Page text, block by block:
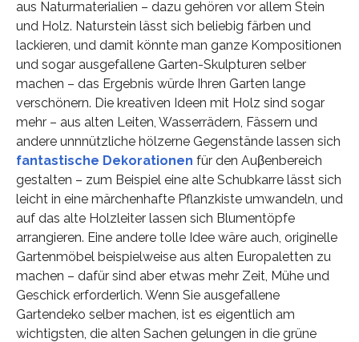
aus Naturmaterialien – dazu gehören vor allem Stein
und Holz. Naturstein lässt sich beliebig färben und
lackieren, und damit könnte man ganze Kompositionen
und sogar ausgefallene Garten-Skulpturen selber
machen – das Ergebnis würde Ihren Garten lange
verschönern. Die kreativen Ideen mit Holz sind sogar
mehr – aus alten Leiten, Wasserrädern, Fässern und
andere unnnützliche hölzerne Gegenstände lassen sich
fantastische Dekorationen für den Auβenbereich
gestalten – zum Beispiel eine alte Schubkarre lässt sich
leicht in eine märchenhafte Pflanzkiste umwandeln, und
auf das alte Holzleiter lassen sich Blumentöpfe
arrangieren. Eine andere tolle Idee wäre auch, originelle
Gartenmöbel beispielweise aus alten Europaletten zu
machen – dafür sind aber etwas mehr Zeit, Mühe und
Geschick erforderlich. Wenn Sie ausgefallene
Gartendeko selber machen, ist es eigentlich am
wichtigsten, die alten Sachen gelungen in die grüne